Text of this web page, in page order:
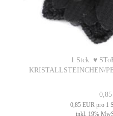
1 Stck. ♥
KRISTALLSTEINCHEN/
0,85 EUR pro 1
inkl. 19%